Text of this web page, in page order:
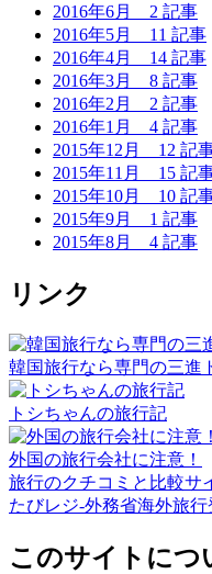
2016年6月 2 記事
2016年5月 11 記事
2016年4月 14 記事
2016年3月 8 記事
2016年2月 2 記事
2016年1月 4 記事
2015年12月 12 記
2015年11月 15 記
2015年10月 10 記
2015年9月 1 記事
2015年8月 4 記事
リンク
韓国旅行なら専門の三進
トシちゃんの旅行記
外国の旅行会社に注意！
旅行のクチコミと比較サ
たびレジ-外務省海外旅行
このサイトにつ